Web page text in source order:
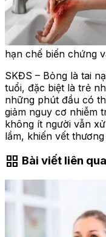
hạn chế biến chứng
SKĐS – Bỏng là tai
tuổi, đặc biệt là trẻ
những phút đầu có
giảm nguy cơ nhiễm
không ít người vẫn
lầm, khiến vết
grid_view Bài viết liên